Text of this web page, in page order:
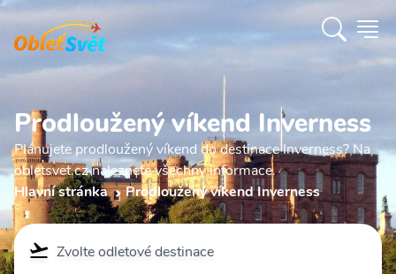
Prodloužený víkend Inverness
Plánujete prodloužený víkend do destinace Inverness? Na
obletsvet.cz naleznete všechny informace.
Hlavní stránka
Prodloužený víkend Inverness
Zvolte odletové destinace